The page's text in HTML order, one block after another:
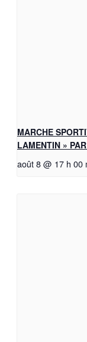
MARCHE
LAMENTIN »
août 8 @ 17 h 00